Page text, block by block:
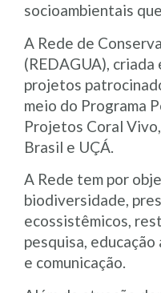
socioambientais
A Rede de
(REDAGUA),
projetos
meio do Programa
Projetos Coral
Brasil e UÇÁ.
A Rede tem por
biodiversidade,
ecossistêmicos,
pesquisa,
e comunicação.